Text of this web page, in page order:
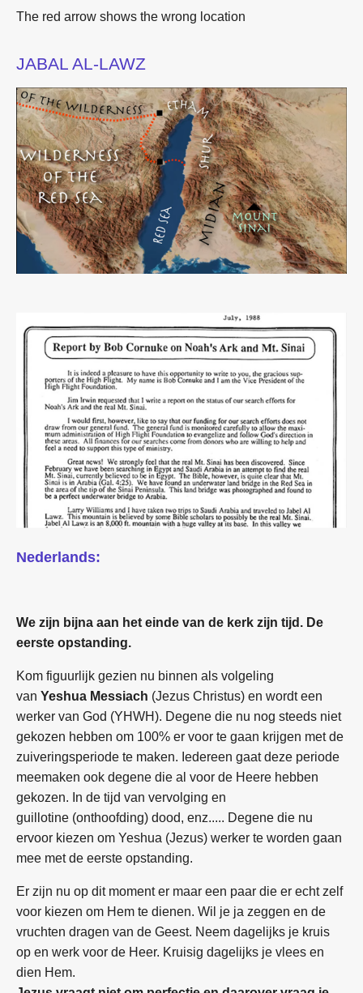
The red arrow shows the wrong location
JABAL AL-LAWZ
Nederlands:
We zijn bijna aan het einde van de kerk zijn tijd. De
eerste opstanding.
Kom figuurlijk gezien nu binnen als volgeling
van Yeshua Messiach (Jezus Christus) en wordt een
werker van God (YHWH). Degene die nu nog steeds niet
gekozen hebben om 100% er voor te gaan krijgen met de
zuiveringsperiode te maken. Iedereen gaat deze periode
meemaken ook degene die al voor de Heere hebben
gekozen. In de tijd van vervolging en
guillotine (onthoofding) dood, enz..... Degene die nu
ervoor kiezen om Yeshua (Jezus) werker te worden gaan
mee met de eerste opstanding.
Er zijn nu op dit moment er maar een paar die er echt zelf
voor kiezen om Hem te dienen. Wil je ja zeggen en de
vruchten dragen van de Geest. Neem dagelijks je kruis
op en werk voor de Heer. Kruisig dagelijks je vlees en
dien Hem.